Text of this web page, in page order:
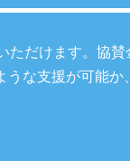
だけます。協
な支援が可能か